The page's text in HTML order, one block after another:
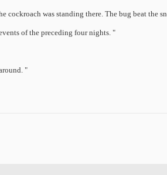
was standing there. The bug beat the
of the preceding four nights. "
"